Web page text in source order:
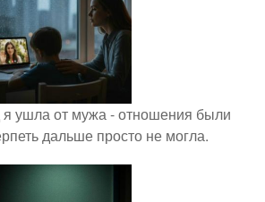
я ушла от мужа - отношения были
дальше просто не могла.